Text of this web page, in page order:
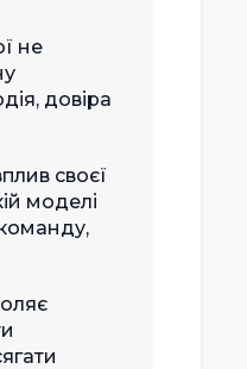
не
довіра
своєї
моделі